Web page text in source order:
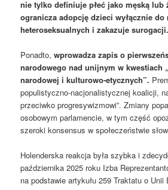
nie tylko definiuje płeć jako męską lub
ogranicza adopcję dzieci wyłącznie do
heteroseksualnych i zakazuje surogacji.
Ponadto,wprowadza zapis o
narodowego nad unijnym w kwestiach
narodowej i kulturowo-etycznych”.
populistyczno-nacjonalistycznej koalicji,
przeciwko progresywizmowi”. Zmiany
osobowym parlamencie, w tym część
szeroki konsensus w społeczeństwie
Holenderska reakcja była szybka i
października 2025 roku Izba
na podstawie artykułu 259 Traktatu o